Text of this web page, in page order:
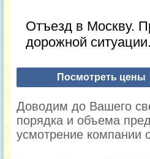
Отъезд в Москву.
дорожной ситуации.
Посмотреть цены
Доводим до Вашего
порядка и объема
усмотрение компании